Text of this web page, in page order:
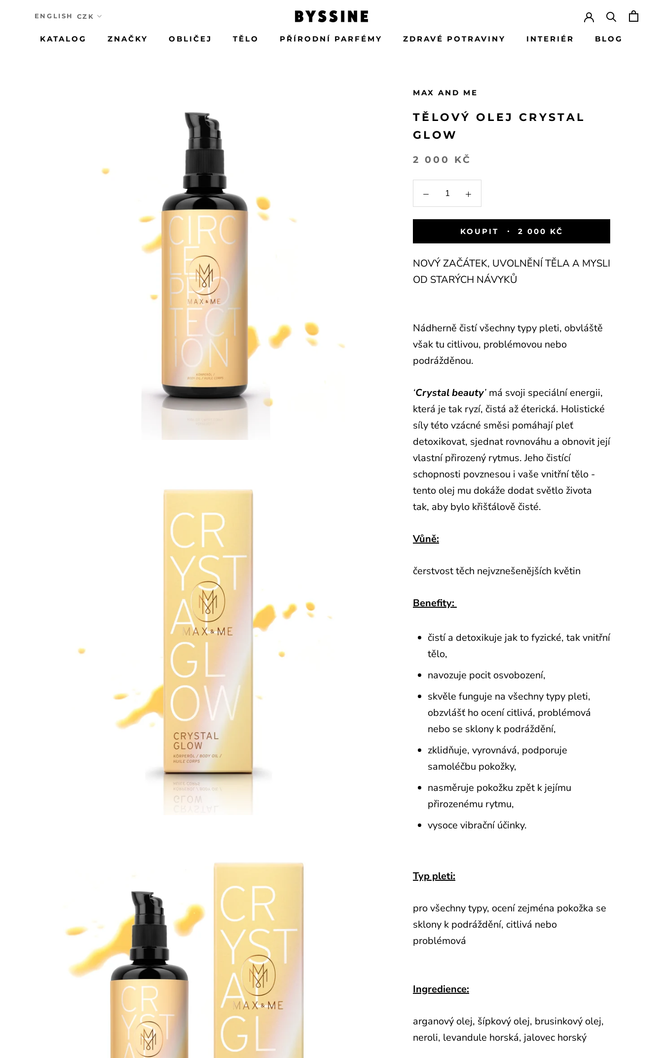
KATALOG
ZNAČKY
OBLIČEJ
TĚLO
PŘÍRODNÍ PARFÉMY
ZDRAVÉ POTRAVINY INTERIÉR
BLOG
ENGLISH
MAX AND ME
TĚLOVÝ OLEJ CRYSTAL
GLOW
2 000 KČ
KOUPIT 2 000 KČ
NOVÝ ZAČÁTEK, UVOLNĚNÍ TĚLA A MYSLI
OD STARÝCH NÁVYKŮ
Nádherně čistí všechny typy pleti, obvláště
však tu citlivou, problémovou nebo
podrážděnou.
‘Crystal beauty’ má svoji speciální energii,
která je tak ryzí, čistá až éterická. Holistické
síly této vzácné směsi pomáhají pleť
detoxikovat, sjednat rovnováhu a obnovit její
vlastní přirozený rytmus. Jeho čistící
schopnosti povznesou i vaše vnitřní tělo -
tento olej mu dokáže dodat světlo života
tak, aby bylo křišťálově čisté.
Vůně:
čerstvost těch nejvznešenějších květin
Benefity:
čistí a detoxikuje jak to fyzické, tak vnitřní
tělo,
navozuje pocit osvobození,
skvěle funguje na všechny typy pleti,
obzvlášť ho ocení citlivá, problémová
nebo se sklony k podráždění,
zklidňuje, vyrovnává, podporuje
samoléčbu pokožky,
nasměruje pokožku zpět k jejímu
přirozenému rytmu,
vysoce vibrační účinky.
Typ pleti:
pro všechny typy, ocení zejména pokožka se
sklony k podráždění, citlivá nebo
problémová
Ingredience:
arganový olej, šípkový olej, brusinkový olej,
neroli, levandule horská, jalovec horský